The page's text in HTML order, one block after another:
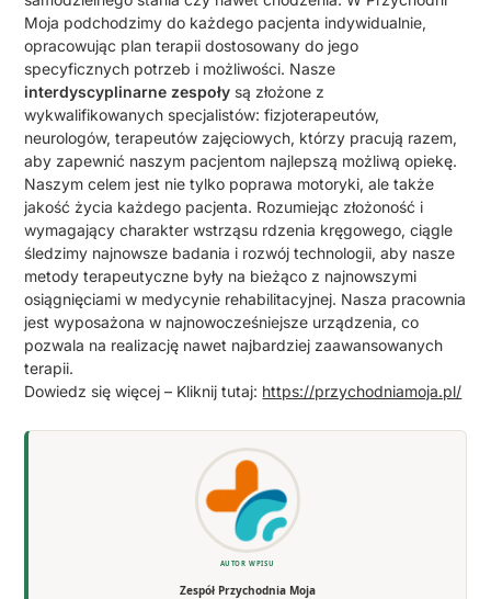
Moja podchodzimy do każdego pacjenta indywidualnie,
opracowując plan terapii dostosowany do jego
specyficznych potrzeb i możliwości. Nasze
interdyscyplinarne zespoły są złożone z
wykwalifikowanych specjalistów: fizjoterapeutów,
neurologów, terapeutów zajęciowych, którzy pracują razem,
aby zapewnić naszym pacjentom najlepszą możliwą opiekę.
Naszym celem jest nie tylko poprawa motoryki, ale także
jakość życia każdego pacjenta. Rozumiejąc złożoność i
wymagający charakter wstrząsu rdzenia kręgowego, ciągle
śledzimy najnowsze badania i rozwój technologii, aby nasze
metody terapeutyczne były na bieżąco z najnowszymi
osiągnięciami w medycynie rehabilitacyjnej. Nasza pracownia
jest wyposażona w najnowocześniejsze urządzenia, co
pozwala na realizację nawet najbardziej zaawansowanych
terapii.
Dowiedz się więcej – Kliknij tutaj: https://przychodniamoja.pl/
AUTOR WPISU
Zespół Przychodnia Moja